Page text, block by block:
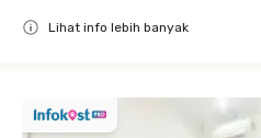
Lihat info lebih banyak